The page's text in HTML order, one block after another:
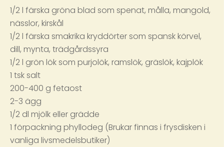
1/2 l färska gröna blad som spenat, målla, mangold,
nässlor, kirskål
1/2 l färska smakrika kryddörter som spansk körvel,
dill, mynta, trädgårdssyra
1/2 l grön lök som purjolök, ramslök, gräslök, kajplök
1 tsk salt
200-400 g fetaost
2-3 ägg
1/2 dl mjölk eller grädde
1 förpackning phyllodeg (Brukar finnas i frysdisken i
vanliga livsmedelsbutiker)